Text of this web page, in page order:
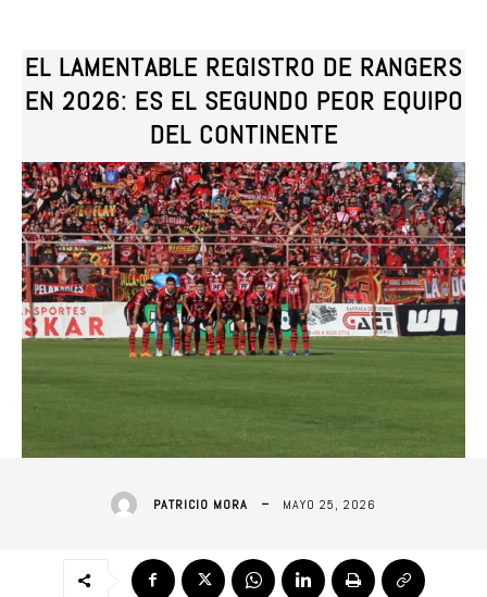
EL LAMENTABLE REGISTRO DE RANGERS
EN 2026: ES EL SEGUNDO PEOR EQUIPO
DEL CONTINENTE
PATRICIO MORA MAYO 25, 2026